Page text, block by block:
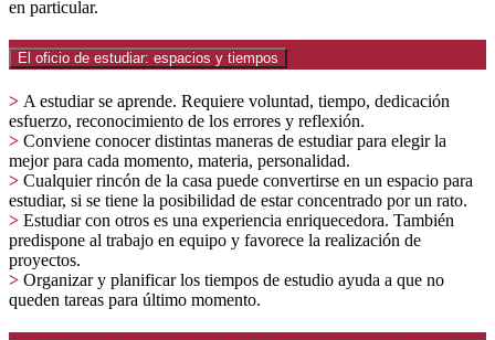
en particular.
El oficio de estudiar: espacios y tiempos
> A estudiar se aprende. Requiere voluntad, tiempo, dedicación
esfuerzo, reconocimiento de los errores y reflexión.
> Conviene conocer distintas maneras de estudiar para elegir la
mejor para cada momento, materia, personalidad.
> Cualquier rincón de la casa puede convertirse en un espacio para
estudiar, si se tiene la posibilidad de estar concentrado por un rato.
> Estudiar con otros es una experiencia enriquecedora. También
predispone al trabajo en equipo y favorece la realización de
proyectos.
> Organizar y planificar los tiempos de estudio ayuda a que no
queden tareas para último momento.